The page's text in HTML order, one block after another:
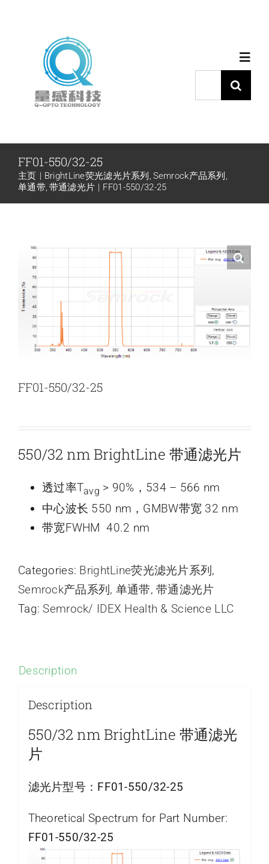
产品中心
代理品牌
下载中心
新闻和活动
关于量感
联系我们
索：
FF01-550/32-25
主页 BrightLine荧光滤光片系列
Semrock产品系列
单通带 带通滤光片 FF01-550/32-25
FF01-550/32-25
550/32 nm BrightLine 带通滤光片
透过率Tavg > 90%，534 – 566 nm
中心波长 550 nm，GMBW带宽 32 nm
带宽FWHM 40.2 nm
Categories: BrightLine荧光滤光片系列 ,
Semrock产品系列 , 单通带,带通滤光片
Tag:Semrock/ IDEX Health & Science LLC
Description
Description
550/32 nm BrightLine 带通滤光
片
滤光片型号： FF01-550/32-25
Theoretical Spectrum for Part Number:
FF01-550/32-25